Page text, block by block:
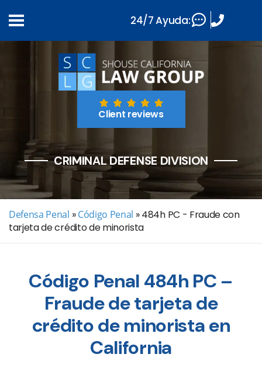
Client reviews
CRIMINAL DEFENSE DIVISION
Defensa Penal » Código Penal »484h PC - Fraude con
tarjeta de crédito de minorista
Código Penal 484h PC –
Fraude de tarjeta de
crédito de minorista en
California
24/7 Ayuda: